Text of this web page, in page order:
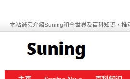
本站诚实介绍Suning和全世界及百科知识，推